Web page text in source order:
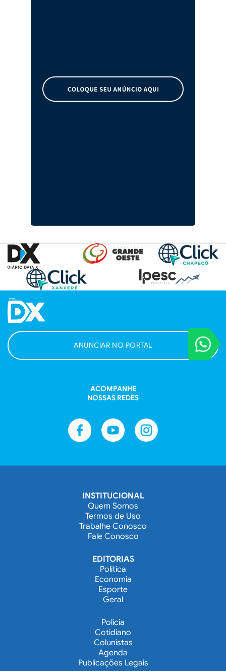
VOCÊ
Entre em
ANUNCIAR NO PORTAL
ACOMPANHE
NOSSAS REDES
INSTITUCIONAL
Quem Somos
Termos de Uso
Trabalhe Conosco
Fale Conosco
EDITORIAS
Política
Economia
Esporte
Geral
Polícia
Cotidiano
Colunistas
Agenda
Publicações Legais